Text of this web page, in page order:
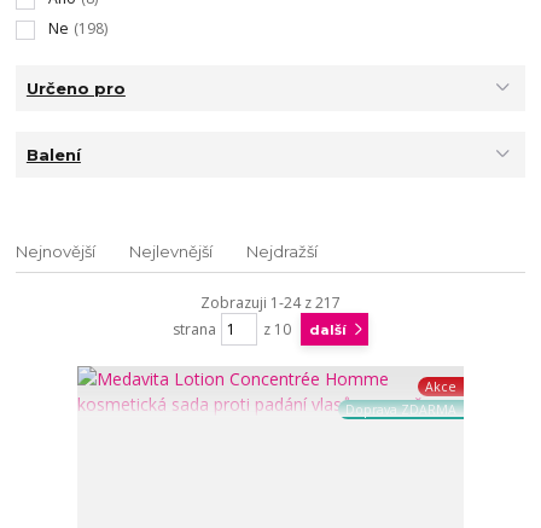
Ne (198)
Určeno pro
Balení
Nejnovější Nejlevnější Nejdražší
Zobrazuji 1-24 z 217
strana
z 10 další
Akce
Doprava ZDARMA